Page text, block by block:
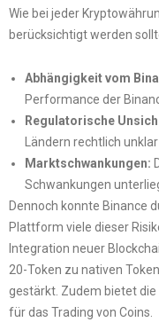
Wie bei jeder
berücksichtigt werden
Abhängigkeit vom
Performance der
Regulatorische
Ländern rechtlich
Marktschwankungen:
Schwankungen
Dennoch konnte Binance
Plattform viele dieser
Integration neuer
20-Token zu nativen
gestärkt. Zudem bietet
für das Trading von Coins.